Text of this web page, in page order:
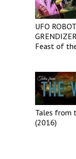
UFO ROBOT
Feast of
Tales from
(2016)